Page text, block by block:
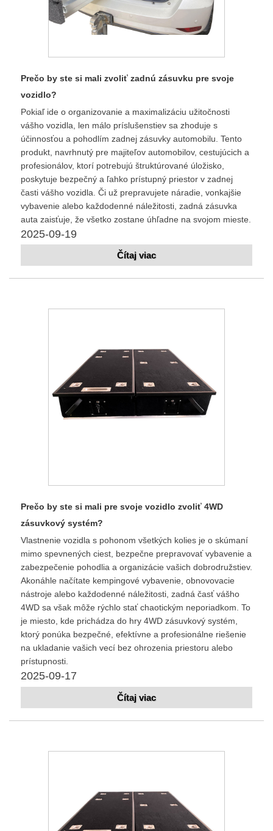
Prečo by ste si mali zvoliť zadnú zásuvku pre svoje
vozidlo?
Pokiaľ ide o organizovanie a maximalizáciu užitočnosti
vášho vozidla, len málo príslušenstiev sa zhoduje s
účinnosťou a pohodlím zadnej zásuvky automobilu. Tento
produkt, navrhnutý pre majiteľov automobilov, cestujúcich a
profesionálov, ktorí potrebujú štruktúrované úložisko,
poskytuje bezpečný a ľahko prístupný priestor v zadnej
časti vášho vozidla. Či už prepravujete náradie, vonkajšie
vybavenie alebo každodenné náležitosti, zadná zásuvka
auta zaisťuje, že všetko zostane úhľadne na svojom mieste.
2025-09-19
Čítaj viac
Prečo by ste si mali pre svoje vozidlo zvoliť 4WD
zásuvkový systém?
Vlastnenie vozidla s pohonom všetkých kolies je o skúmaní
mimo spevnených ciest, bezpečne prepravovať vybavenie a
zabezpečenie pohodlia a organizácie vašich dobrodružstiev.
Akonáhle načítate kempingové vybavenie, obnovovacie
nástroje alebo každodenné náležitosti, zadná časť vášho
4WD sa však môže rýchlo stať chaotickým neporiadkom. To
je miesto, kde prichádza do hry 4WD zásuvkový systém,
ktorý ponúka bezpečné, efektívne a profesionálne riešenie
na ukladanie vašich vecí bez ohrozenia priestoru alebo
prístupnosti.
2025-09-17
Čítaj viac